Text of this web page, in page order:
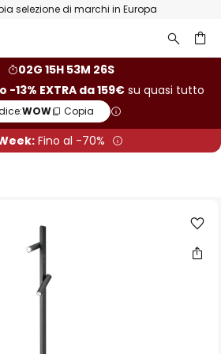
selezione di marchi in Europa
02G 15H 53M 25S
-13% EXTRA da 159€ su quasi tutto
WOW Copia
Fino al -70%